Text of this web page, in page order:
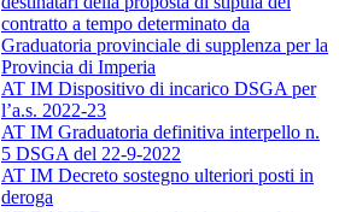
contratto a tempo determinato da
Graduatoria provinciale di supplenza per la
Provincia di Imperia
AT IM Dispositivo di incarico DSGA per
l’a.s. 2022-23
AT IM Graduatoria definitiva interpello n.
5 DSGA del 22-9-2022
AT IM Decreto sostegno ulteriori posti in
deroga